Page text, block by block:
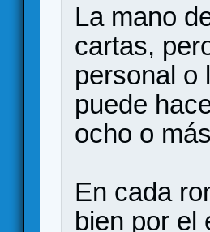
La mano
cartas,
personal o
puede
ocho o
En cada
bien por el